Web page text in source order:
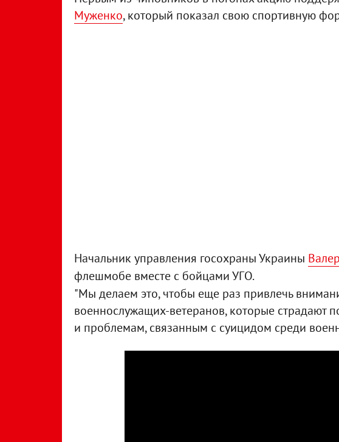
Муженко, который показал свою спортивную
Начальник управления госохраны Украины
флешмобе вместе с бойцами УГО.
"Мы делаем это, чтобы еще раз привлечь
военнослужащих-ветеранов, которые страдают
и проблемам, связанным с суицидом среди